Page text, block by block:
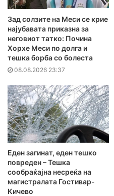
Зад солзите на Меси се крие
најубавата приказна за
неговиот татко: Почина
Хорхе Меси по долга и
тешка борба со болеста
08.08.2026 23:37
Еден загинат, еден тешко
повреден – Тешка
сообраќајна несреќа на
магистралата Гостивар-
Кичево